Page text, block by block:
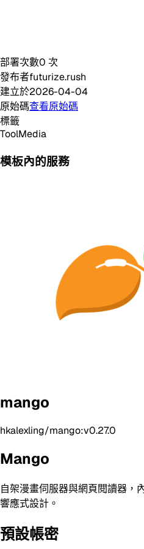
部署次數0 次
發布者futurize.rush
建立於2026-04-04
原始碼查看原始碼
標籤
ToolMedia
模板內的服務
mango
hkalexling/mango:v0.27.0
Mango
自架漫畫伺服器與網頁閱讀器，
響應式設計。
預設帳密